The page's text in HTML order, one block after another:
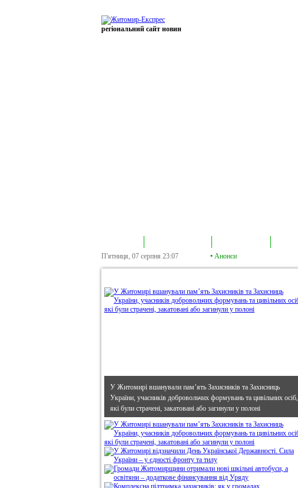
регіональний сайт новин
П'ятниця, 07 серпня 23:07 • Анонси
У Житомирі вшанували пам’ять Захисників та Захисниць
України, учасників добровольчих формувань та цивільних осіб,
які були страчені, закатовані або загинули у полоні